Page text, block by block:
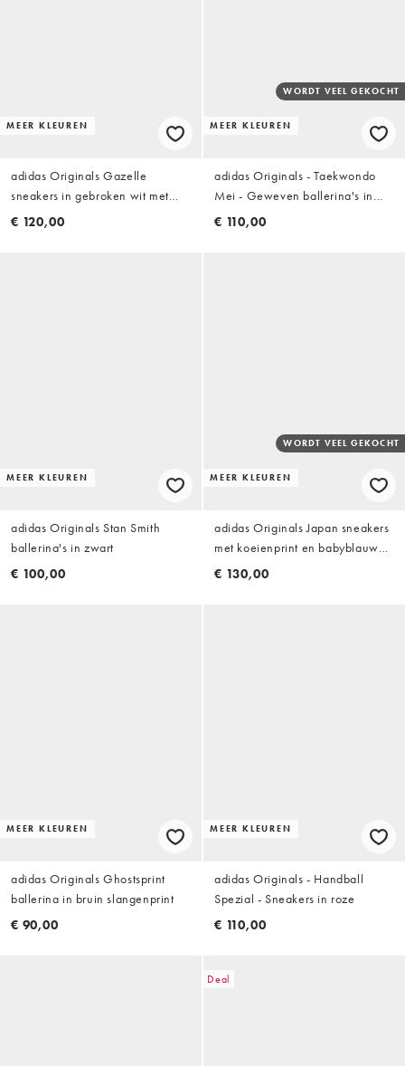
MEER KLEUREN
adidas Originals Gazelle
sneakers in gebroken wit met
dubbele veters
€ 120,00
MEER KLEUREN
WORDT VEEL GEKOCHT
adidas Originals - Taekwondo
Mei - Geweven ballerina's in
bruin
€ 110,00
MEER KLEUREN
adidas Originals Stan Smith
ballerina's in zwart
€ 100,00
MEER KLEUREN
WORDT VEEL GEKOCHT
adidas Originals Japan sneakers
met koeienprint en babyblauwe
veters
€ 130,00
MEER KLEUREN
adidas Originals Ghostsprint
ballerina in bruin slangenprint
€ 90,00
MEER KLEUREN
adidas Originals - Handball
Spezial - Sneakers in roze
€ 110,00
Deal